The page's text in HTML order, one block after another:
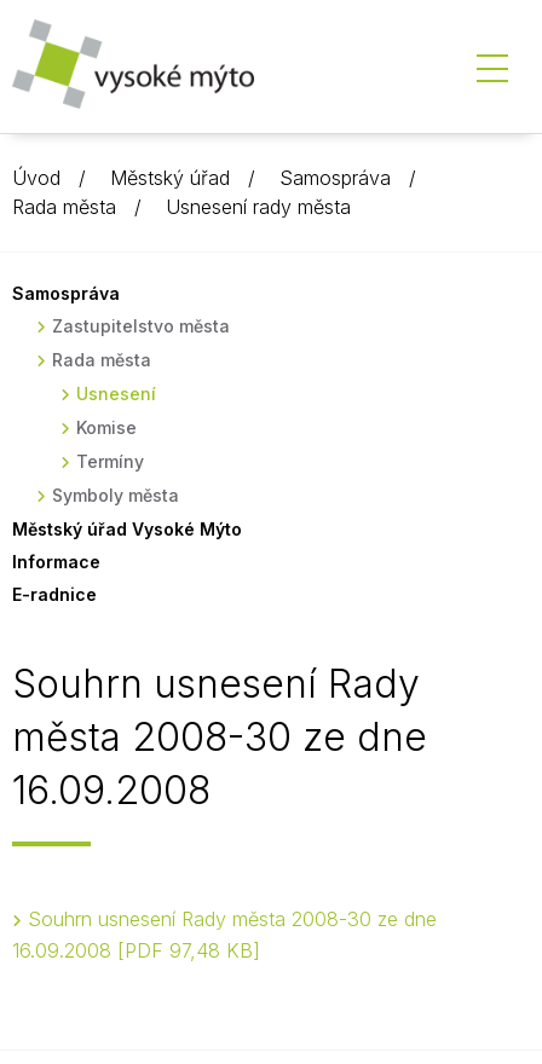
Úvod Městský úřad
Samospráva
Rada města
Usnesení rady města
Samospráva
Zastupitelstvo města
Rada města
Usnesení
Komise
Termíny
Symboly města
Městský úřad Vysoké Mýto
Informace
E-radnice
Souhrn usnesení Rady
města 2008-30 ze dne
16.09.2008
Souhrn usnesení Rady města 2008-30 ze dne
16.09.2008
PDF 97,48 KB